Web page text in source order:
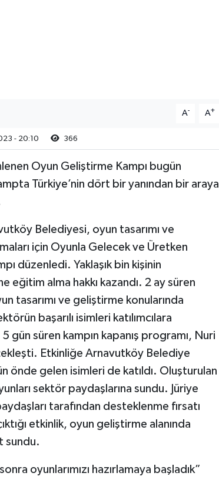
A- A+
- 20:10 366
Oyun Geliştirme Kampı bugün
Türkiye’nin dört bir yanından bir araya
Belediyesi, oyun tasarımı ve
için Oyunla Gelecek ve Üretken
düzenledi. Yaklaşık bin kişinin
eğitim alma hakkı kazandı. 2 ay süren
tasarımı ve geliştirme konularında
başarılı isimleri katılımcılara
süren kampın kapanış programı, Nuri
Etkinliğe Arnavutköy Belediye
önde gelen isimleri de katıldı. Oluşturulan
sektör paydaşlarına sundu. Jüriye
tarafından desteklenme fırsatı
etkinlik, oyun geliştirme alanında
sundu.
oyunlarımızı hazırlamaya başladık”